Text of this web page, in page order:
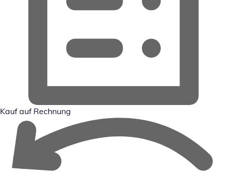
Kauf auf Rechnung